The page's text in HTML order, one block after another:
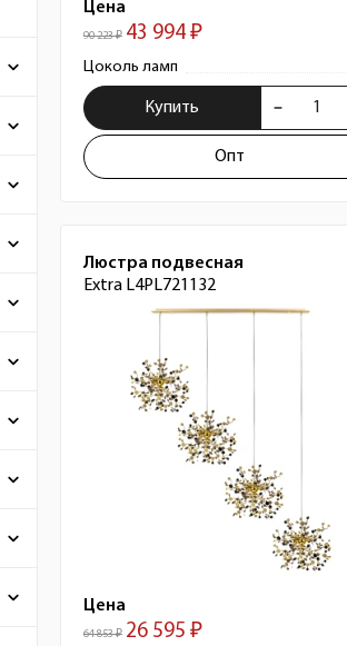
Цена
90 223 ₽ 43 994 ₽
Цоколь ламп
Купить
Опт
Люстра подвесная
Extra L4PL721132
Цена
64 853 ₽ 26 595 ₽